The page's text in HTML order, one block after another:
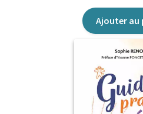
Ajouter au